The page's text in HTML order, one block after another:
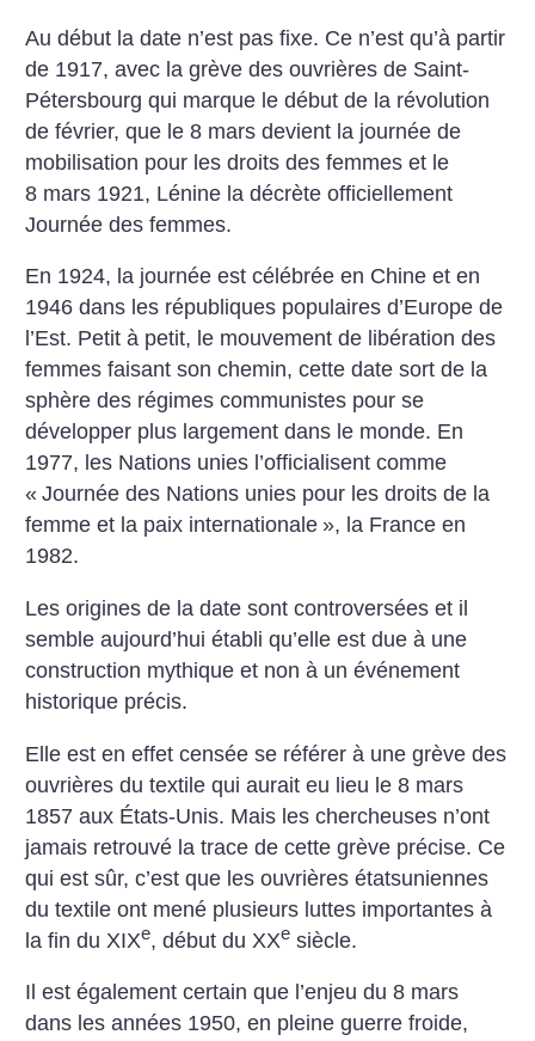
Au début la date n’est pas fixe. Ce n’est qu’à partir
de 1917, avec la grève des ouvrières de Saint-
Pétersbourg qui marque le début de la révolution
de février, que le 8 mars devient la journée de
mobilisation pour les droits des femmes et le
8 mars 1921, Lénine la décrète officiellement
Journée des femmes.
En 1924, la journée est célébrée en Chine et en
1946 dans les républiques populaires d’Europe de
l’Est. Petit à petit, le mouvement de libération des
femmes faisant son chemin, cette date sort de la
sphère des régimes communistes pour se
développer plus largement dans le monde. En
1977, les Nations unies l’officialisent comme
« Journée des Nations unies pour les droits de la
femme et la paix internationale », la France en
1982.
Les origines de la date sont controversées et il
semble aujourd’hui établi qu’elle est due à une
construction mythique et non à un événement
historique précis.
Elle est en effet censée se référer à une grève des
ouvrières du textile qui aurait eu lieu le 8 mars
1857 aux États-Unis. Mais les chercheuses n’ont
jamais retrouvé la trace de cette grève précise. Ce
qui est sûr, c’est que les ouvrières étatsuniennes
du textile ont mené plusieurs luttes importantes à
la fin du XIXe, début du XXe siècle.
Il est également certain que l’enjeu du 8 mars
dans les années 1950, en pleine guerre froide,